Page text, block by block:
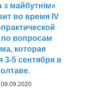
з майбутнім»
во время IV
вопросам
которая
3-5 сентября в
09.09.2020